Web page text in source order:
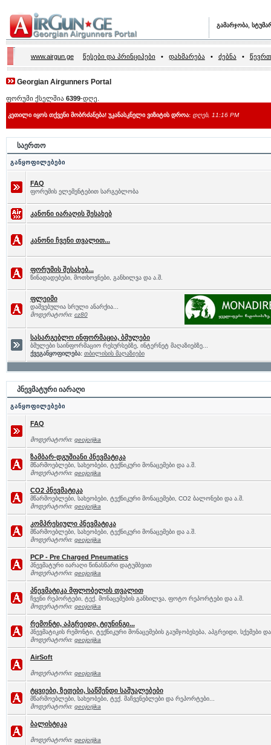
გამარჯობა,
www.airgun.ge წესები და პრინციპები • დახმარება • ძებნა •
Georgian Airgunners Portal
ფორუმი ქსელშია 6399-დღე.
კეთილი იყოს თქვენი მობრძანება! უკანასკნელი ვიზიტის დროა: დღეს, 11:16 PM
საერთო
განყოფილებები
FAQ
ფორუმის ელემენტებით სარგებლობა
კანონი იარაღის შესახებ
კანონი ჩვენი თვალით...
ფორუმის შესახებ...
წინადადებები, მოთხოვნები, განხილვა და ა.შ.
ფლეიმი
დაშვებულია სრული ანარქია...
მოდერატორი: cz80
სასარგებლო ინფორმაცია, ბმულები
ბმულები საინფორმაციო რესურსებზე, ინტერნეტ მაღაზიებზე...
ქვეგანყოფილება: თბილისის მაღაზიები
პნევმატური იარაღი
განყოფილებები
FAQ
მოდერატორი: geojorjika
ზამბარ-დგუშიანი პნევმატიკა
მწარმოებლები, სახეობები, ტექნიკური მონაცემები და ა.შ.
მოდერატორი: geojorjika
CO2 პნევმატიკა
მწარმოებლები, სახეობები, ტექნიკური მონაცემები, CO2 ბალონები და ა.შ.
მოდერატორი: geojorjika
კომპრესიული პნევმატიკა
მწარმოებლები, სახეობები, ტექნიკური მონაცემები და ა.შ.
მოდერატორი: geojorjika
PCP - Pre Charged Pneumatics
პნევმატური იარაღი წინასწარი დატუმბვით
მოდერატორი: geojorjika
პნევმატიკა მფლობელის თვალით
ჩვენი რეპორტები, ტექ. მონაცემების განხილვა, ფოტო რეპორტები და ა.შ.
მოდერატორი: geojorjika
რემონტი, აპგრეიდი, ტიუნინგი...
პნევმატიკის რემონტი, ტექნიკური მონაცემების გაუმჯობესება, აპგრეიდი, სქემები
მოდერატორი: geojorjika
AirSoft
მოდერატორი: geojorjika
ტყვიები, ზეთები, საწმენდი საშუალებები
მწარმოებლები, სახეობები, ტექ. მაჩვენებლები და რეპორტები...
მოდერატორი: geojorjika
ბალისტიკა
მოდერატორი: geojorjika